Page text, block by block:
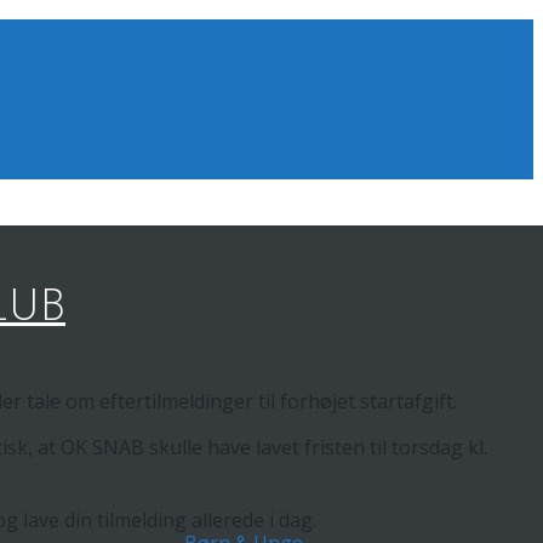
at OK SNAB skulle have lavet fristen til torsdag kl.
din tilmelding allerede i dag.